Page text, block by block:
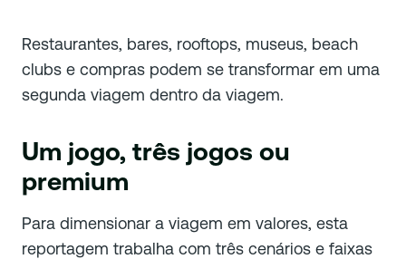
Restaurantes, bares, rooftops, museus, beach
clubs e compras podem se transformar em uma
segunda viagem dentro da viagem.
Um jogo, três jogos ou
premium
Para dimensionar a viagem em valores, esta
reportagem trabalha com três cenários e faixas